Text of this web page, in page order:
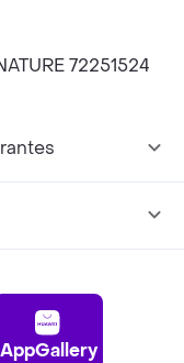
72251524
AppGallery